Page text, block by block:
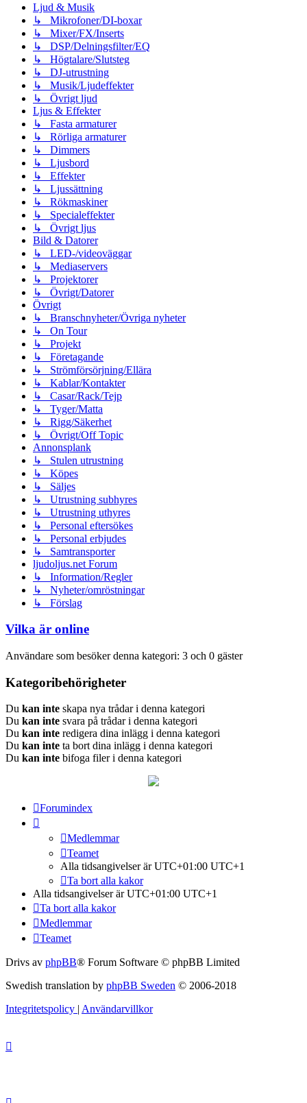
Ljud & Musik
↳ Mikrofoner/DI-boxar
↳ Mixer/FX/Inserts
↳ DSP/Delningsfilter/EQ
↳ Högtalare/Slutsteg
↳ DJ-utrustning
↳ Musik/Ljudeffekter
↳ Övrigt ljud
Ljus & Effekter
↳ Fasta armaturer
↳ Rörliga armaturer
↳ Dimmers
↳ Ljusbord
↳ Effekter
↳ Ljussättning
↳ Rökmaskiner
↳ Specialeffekter
↳ Övrigt ljus
Bild & Datorer
↳ LED-/videoväggar
↳ Mediaservers
↳ Projektorer
↳ Övrigt/Datorer
Övrigt
↳ Branschnyheter/Övriga nyheter
↳ On Tour
↳ Projekt
↳ Företagande
↳ Strömförsörjning/Ellära
↳ Kablar/Kontakter
↳ Casar/Rack/Tejp
↳ Tyger/Matta
↳ Rigg/Säkerhet
↳ Övrigt/Off Topic
Annonsplank
↳ Stulen utrustning
↳ Köpes
↳ Säljes
↳ Utrustning subhyres
↳ Utrustning uthyres
↳ Personal eftersökes
↳ Personal erbjudes
↳ Samtransporter
ljudoljus.net Forum
↳ Information/Regler
↳ Nyheter/omröstningar
↳ Förslag
Vilka är online
Användare som besöker denna kategori: 3 och 0 gäster
Kategoribehörigheter
Du kan inte skapa nya trådar i denna kategori
Du kan inte svara på trådar i denna kategori
Du kan inte redigera dina inlägg i denna kategori
Du kan inte ta bort dina inlägg i denna kategori
Du kan inte bifoga filer i denna kategori
Forumindex
Medlemmar
Teamet
Alla tidsangivelser är UTC+01:00 UTC+1
Ta bort alla kakor
Alla tidsangivelser är UTC+01:00 UTC+1
Ta bort alla kakor
Medlemmar
Teamet
Drivs av phpBB® Forum Software © phpBB Limited
Swedish translation by phpBB Sweden © 2006-2018
Integritetspolicy Användarvillkor